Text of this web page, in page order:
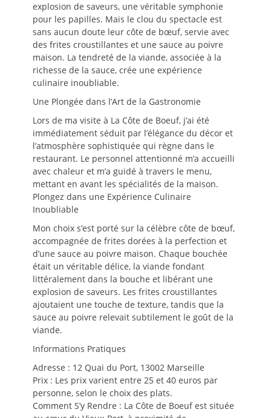
explosion de saveurs, une véritable symphonie
pour les papilles. Mais le clou du spectacle est
sans aucun doute leur côte de bœuf, servie avec
des frites croustillantes et une sauce au poivre
maison. La tendreté de la viande, associée à la
richesse de la sauce, crée une expérience
culinaire inoubliable.
Une Plongée dans l’Art de la Gastronomie
Lors de ma visite à La Côte de Boeuf, j’ai été
immédiatement séduit par l’élégance du décor et
l’atmosphère sophistiquée qui règne dans le
restaurant. Le personnel attentionné m’a accueilli
avec chaleur et m’a guidé à travers le menu,
mettant en avant les spécialités de la maison.
Plongez dans une Expérience Culinaire
Inoubliable
Mon choix s’est porté sur la célèbre côte de bœuf,
accompagnée de frites dorées à la perfection et
d’une sauce au poivre maison. Chaque bouchée
était un véritable délice, la viande fondant
littéralement dans la bouche et libérant une
explosion de saveurs. Les frites croustillantes
ajoutaient une touche de texture, tandis que la
sauce au poivre relevait subtilement le goût de la
viande.
Informations Pratiques
Adresse : 12 Quai du Port, 13002 Marseille
Prix : Les prix varient entre 25 et 40 euros par
personne, selon le choix des plats.
Comment S’y Rendre : La Côte de Boeuf est située